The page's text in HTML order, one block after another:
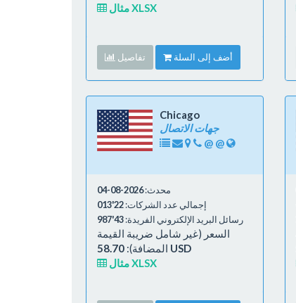
مثال XLSX
تفاصيل أضف إلى السلة
Chicago
جهات الاتصال
@ @
محدث:2026-08-04
إجمالي عدد الشركات:22'013
رسائل البريد الإلكتروني الفريدة:43'987
السعر (غير شامل ضريبة القيمة
المضافة): 58.70 USD
مثال XLSX